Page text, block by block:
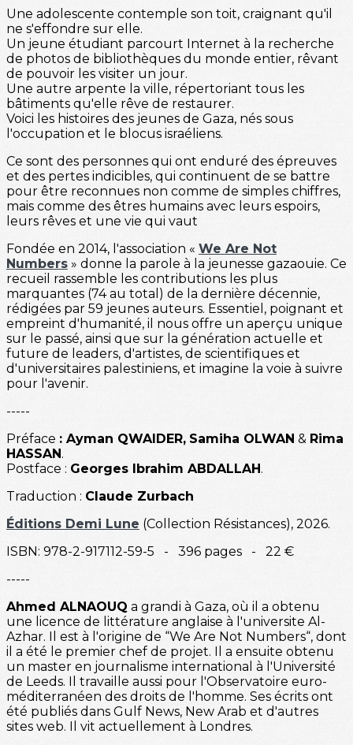
Une adolescente contemple son toit, craignant qu'il
ne s'effondre sur elle.
Un jeune étudiant parcourt Internet à la recherche
de photos de bibliothèques du monde entier, rêvant
de pouvoir les visiter un jour.
Une autre arpente la ville, répertoriant tous les
bâtiments qu'elle rêve de restaurer.
Voici les histoires des jeunes de Gaza, nés sous
l'occupation et le blocus israéliens.
Ce sont des personnes qui ont enduré des épreuves
et des pertes indicibles, qui continuent de se battre
pour être reconnues non comme de simples chiffres,
mais comme des êtres humains avec leurs espoirs,
leurs rêves et une vie qui vaut
Fondée en 2014, l'association « We Are Not
Numbers » donne la parole à la jeunesse gazaouie. Ce
recueil rassemble les contributions les plus
marquantes (74 au total) de la dernière décennie,
rédigées par 59 jeunes auteurs. Essentiel, poignant et
empreint d'humanité, il nous offre un aperçu unique
sur le passé, ainsi que sur la génération actuelle et
future de leaders, d'artistes, de scientifiques et
d'universitaires palestiniens, et imagine la voie à suivre
pour l'avenir.
-----
Préface : Ayman QWAIDER, Samiha OLWAN & Rima
HASSAN.
Postface : Georges Ibrahim ABDALLAH.
Traduction : Claude Zurbach
Éditions Demi Lune (Collection Résistances), 2026.
ISBN: 978-2-917112-59-5 - 396 pages - 22 €
-----
Ahmed ALNAOUQ a grandi à Gaza, où il a obtenu
une licence de littérature anglaise à l'universite Al-
Azhar. Il est à l'origine de “We Are Not Numbers“, dont
il a été le premier chef de projet. Il a ensuite obtenu
un master en journalisme international à l'Université
de Leeds. Il travaille aussi pour l'Observatoire euro-
méditerranéen des droits de l'homme. Ses écrits ont
été publiés dans Gulf News, New Arab et d'autres
sites web. Il vit actuellement à Londres.